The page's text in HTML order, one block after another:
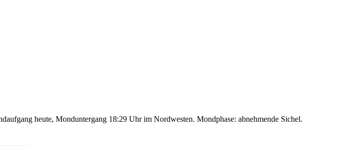
heute, Monduntergang 18:29 Uhr im Nordwesten. Mondphase: abnehmende Sichel.